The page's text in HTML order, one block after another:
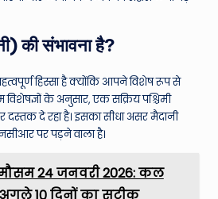
की संभावना है?
हिस्सा है क्योंकि आपने विशेष रूप से
विशेषज्ञों के अनुसार, एक सक्रिय पश्चिमी
दस्तक दे रहा है। इसका सीधा असर मैदानी
पर पड़ने वाला है।
24 जनवरी 2026: कल